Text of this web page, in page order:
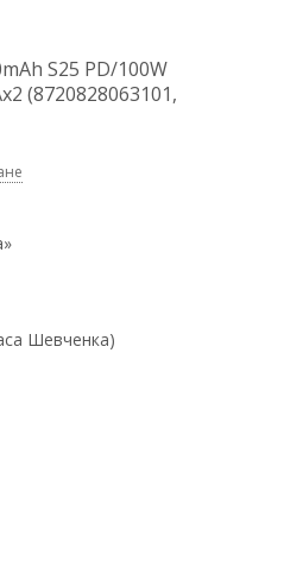
S25 PD/100W
(8720828063101,
Шевченка)